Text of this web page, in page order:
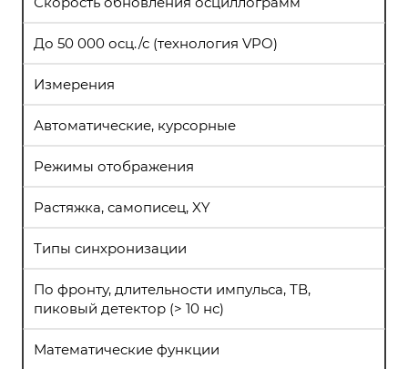
До 50 000 осц./с (технология VPO)
Измерения
Автоматические, курсорные
Режимы отображения
Растяжка, самописец, XY
Типы синхронизации
По фронту, длительности импульса, ТВ,
пиковый детектор (> 10 нс)
Математические функции